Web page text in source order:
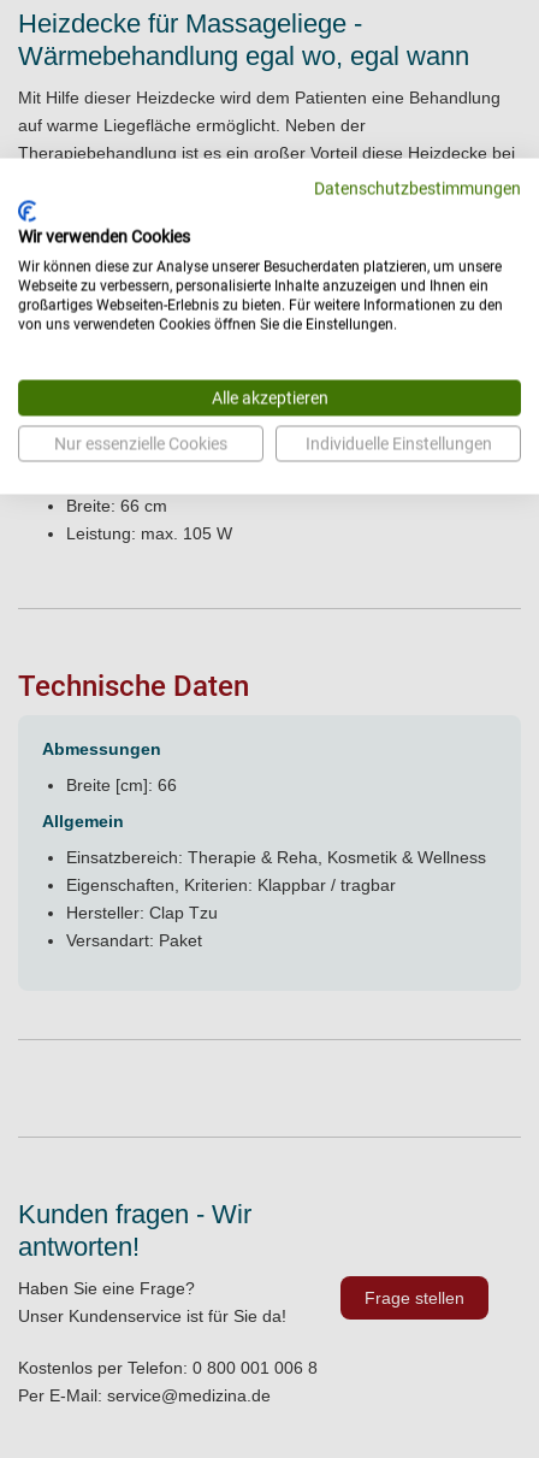
Heizdecke für Massageliege -
Wärmebehandlung egal wo, egal wann
Mit Hilfe dieser Heizdecke wird dem Patienten eine Behandlung
auf warme Liegefläche ermöglicht. Neben der
Therapiebehandlung ist es ein großer Vorteil diese Heizdecke bei
der Massage anzuwenden, da bereits vor der Massage die
Muskulatur aufgewärmt wird und weiterhin warmgehalten wird.
Die Heizdecke eignet sich optimal für Massageliegen oder auch
Therapieliegen, die keine integrierte Heizung besitzen. Außerdem
lässt sich die Heizdecke für Massageliegen klein zusammenfalten
und kann so leicht zusammen mit der Liege transportiert werden.
Produktinformationen:
Breite: 66 cm
Leistung: max. 105 W
Technische Daten
Abmessungen
Breite [cm]: 66
Allgemein
Einsatzbereich: Therapie & Reha, Kosmetik & Wellness
Eigenschaften, Kriterien: Klappbar / tragbar
Hersteller: Clap Tzu
Versandart: Paket
Kunden fragen - Wir
antworten!
Haben Sie eine Frage?
Unser Kundenservice ist für Sie da!
Kostenlos per Telefon: 0 800 001 006 8
Per E-Mail: service@medizina.de
Frage stellen
Datenschutzbestimmungen
Wir verwenden Cookies
Wir können diese zur Analyse unserer Besucherdaten platzieren, um unsere
Webseite zu verbessern, personalisierte Inhalte anzuzeigen und Ihnen ein
großartiges Webseiten-Erlebnis zu bieten. Für weitere Informationen zu den
von uns verwendeten Cookies öffnen Sie die Einstellungen.
Alle akzeptieren
Nur essenzielle Cookies Individuelle Einstellungen